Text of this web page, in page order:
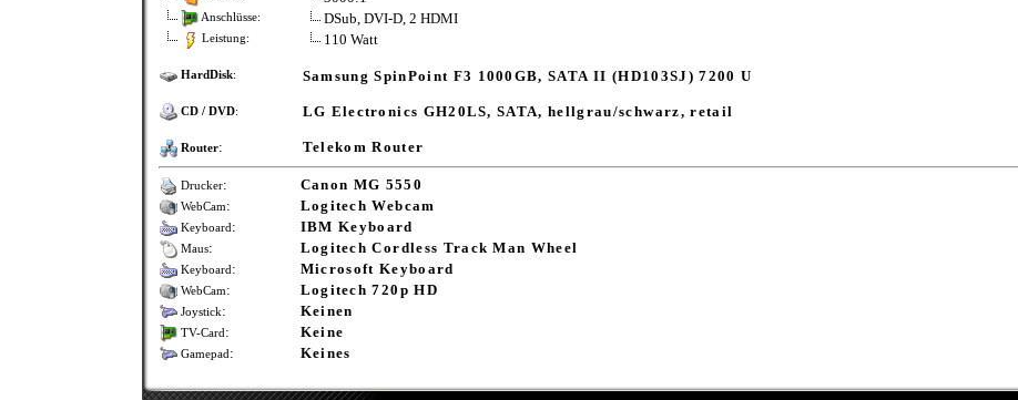
Anschlüsse: DSub, DVI-D, 2 HDMI
Leistung: 110 Watt
HardDisk: Samsung SpinPoint F3 1000GB, SATA II (HD103SJ) 7200 U
CD / DVD: LG Electronics GH20LS, SATA, hellgrau/schwarz, retail
Router: Telekom Router
Drucker: Canon MG 5550
WebCam: Logitech Webcam
Keyboard: IBM Keyboard
Maus: Logitech Cordless Track Man Wheel
Keyboard: Microsoft Keyboard
WebCam: Logitech 720p HD
Joystick: Keinen
TV-Card: Keine
Gamepad: Keines